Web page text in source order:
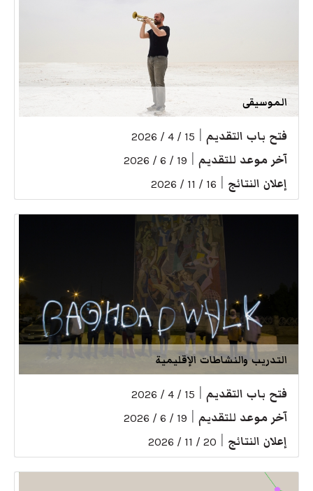
الموسيقى
فتح باب التقديم 15 / 4 / 2026
آخر موعد للتقديم 19 / 6 / 2026
إعلان النتائج 16 / 11 / 2026
التدريب والنشاطات الإقليمية
فتح باب التقديم 15 / 4 / 2026
آخر موعد للتقديم 19 / 6 / 2026
إعلان النتائج 20 / 11 / 2026